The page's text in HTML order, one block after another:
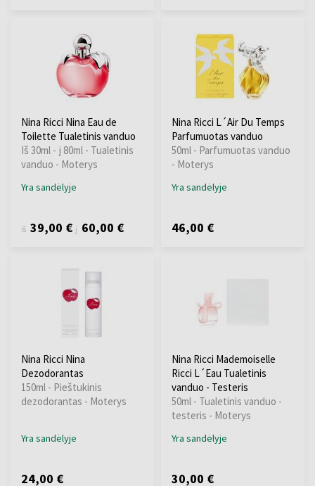
Nina Ricci Nina Eau de
Toilette Tualetinis vanduo
Iš 30ml - į 80ml - Tualetinis
vanduo - Moterys
Yra sandėlyje
iš 39,00 € į 60,00 €
Nina Ricci L´Air Du Temps
Parfumuotas vanduo
50ml - Parfumuotas vanduo
- Moterys
Yra sandėlyje
46,00 €
Nina Ricci Nina
Dezodorantas
150ml - Pieštukinis
dezodorantas - Moterys
Yra sandėlyje
24,00 €
Nina Ricci Mademoiselle
Ricci L´Eau Tualetinis
vanduo - Testeris
50ml - Tualetinis vanduo -
testeris - Moterys
Yra sandėlyje
30,00 €